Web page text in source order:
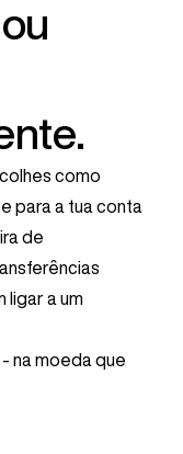
como
para a tua conta
de
ligar a um
na moeda que